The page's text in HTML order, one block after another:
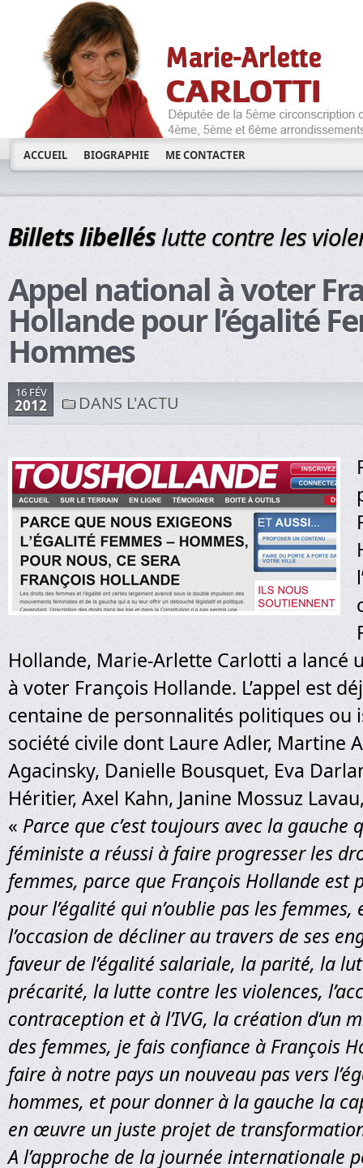
ACCUEIL BIOGRAPHIE ME CONTACTER
Billets libelléslutte contre les
Appel national à voter
Hollande pour l’égalité
Hommes
16 FÉV
2012 DANS L'ACTU
Hollande, Marie-Arlette Carlotti a lancé
à voter François Hollande. L’appel est
centaine de personnalités politiques ou
société civile dont Laure Adler, Martine
Agacinsky, Danielle Bousquet, Eva
Héritier, Axel Kahn, Janine Mossuz
« Parce que c’est toujours avec la gauche
féministe a réussi à faire progresser les
femmes, parce que François Hollande est
pour l’égalité qui n’oublie pas les femmes,
l’occasion de décliner au travers de ses
faveur de l’égalité salariale, la parité, la
précarité, la lutte contre les violences,
contraception et à l’IVG, la création d’un
des femmes, je fais confiance à François
faire à notre pays un nouveau pas vers
hommes, et pour donner à la gauche la
en œuvre un juste projet de
A l’approche de la journée internationale